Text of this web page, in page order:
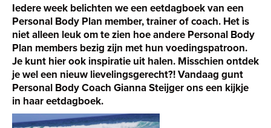
Iedere week belichten we een eetdagboek van een
Personal Body Plan member, trainer of coach. Het is
niet alleen leuk om te zien hoe andere Personal Body
Plan members bezig zijn met hun voedingspatroon.
Je kunt hier ook inspiratie uit halen. Misschien ontdek
je wel een nieuw lievelingsgerecht?! Vandaag gunt
Personal Body Coach Gianna Steijger ons een kijkje
in haar eetdagboek.